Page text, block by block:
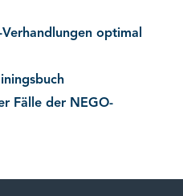
optimal
Fälle der NEGO-